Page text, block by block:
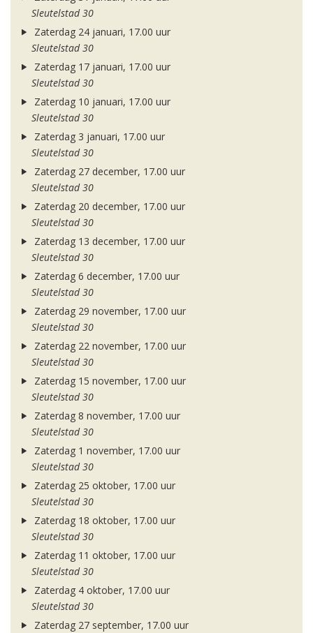
Sleutelstad 30
Zaterdag 24 januari, 17.00 uur
Sleutelstad 30
Zaterdag 17 januari, 17.00 uur
Sleutelstad 30
Zaterdag 10 januari, 17.00 uur
Sleutelstad 30
Zaterdag 3 januari, 17.00 uur
Sleutelstad 30
Zaterdag 27 december, 17.00 uur
Sleutelstad 30
Zaterdag 20 december, 17.00 uur
Sleutelstad 30
Zaterdag 13 december, 17.00 uur
Sleutelstad 30
Zaterdag 6 december, 17.00 uur
Sleutelstad 30
Zaterdag 29 november, 17.00 uur
Sleutelstad 30
Zaterdag 22 november, 17.00 uur
Sleutelstad 30
Zaterdag 15 november, 17.00 uur
Sleutelstad 30
Zaterdag 8 november, 17.00 uur
Sleutelstad 30
Zaterdag 1 november, 17.00 uur
Sleutelstad 30
Zaterdag 25 oktober, 17.00 uur
Sleutelstad 30
Zaterdag 18 oktober, 17.00 uur
Sleutelstad 30
Zaterdag 11 oktober, 17.00 uur
Sleutelstad 30
Zaterdag 4 oktober, 17.00 uur
Sleutelstad 30
Zaterdag 27 september, 17.00 uur